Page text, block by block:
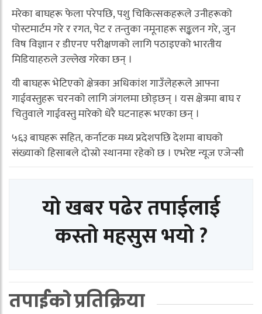
मरेका बाघहरू फेला परेपछि, पशु चिकित्सकहरूले उनीहरूको
पोस्टमार्टम गरे र रगत, पेट र तन्तुका नमूनाहरू सङ्कलन गरे, जुन
विष विज्ञान र डीएनए परीक्षणको लागि पठाइएको भारतीय
मिडियाहरुले उल्लेख गरेका छन् ।
यी बाघहरू भेटिएको क्षेत्रका अधिकांश गाउँलेहरूले आफ्ना
गाईवस्तुहरू चरनको लागि जंगलमा छोड्छन् । यस क्षेत्रमा बाघ र
चितुवाले गाईवस्तु मारेको धेरै घटनाहरू भएका छन् ।
५६३ बाघहरू सहित, कर्नाटक मध्य प्रदेशपछि देशमा बाघको
संख्याको हिसाबले दोस्रो स्थानमा रहेको छ । एभरेष्ट न्यूज एजेन्सी
यो खबर पढेर तपाईलाई
कस्तो महसुस भयो ?
तपाईको प्रतिक्रिया